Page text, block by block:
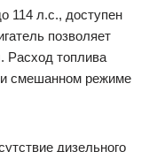
114 л.с., доступен
позволяет
Расход топлива
смешанном режиме
дизельного